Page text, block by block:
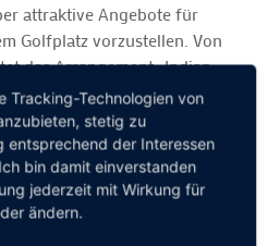
attraktive Angebote für
Golfplatz vorzustellen. Von
das Arrangement „Indian
Special auf Sie. Genau das
zu genießen und raus aus
Special
auf Schloss
Tracking-Technologien von
stetig zu
entsprechend der Interessen
bin damit einverstanden
jederzeit mit Wirkung für
ändern.